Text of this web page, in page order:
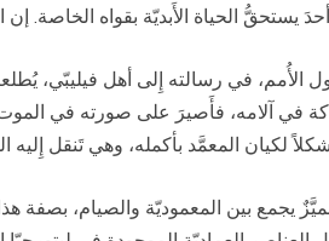
أحدَ يستحقُّ الحياة الأَبديّة بقواه الخاصة.
الأُمم، في رسالته إِلى أهل فيليبّي،
في آلامه، فأَصيرَ على صورته في
لكيان المعمَّد بأكمله، وهي تَنقل إِليه
يجمع بين المعموديّة والصيام، بصفة